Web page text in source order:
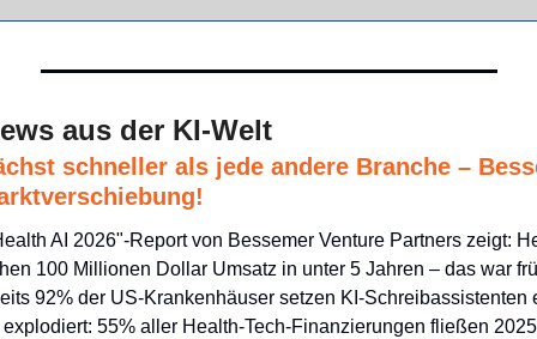
aus der KI-Welt
schneller als jede andere Branche –
AI 2026"-Report von Bessemer Venture Partners zeigt:
100 Millionen Dollar Umsatz in unter 5 Jahren – das war
92% der US-Krankenhäuser setzen KI-Schreibassistenten
55% aller Health-Tech-Finanzierungen fließen